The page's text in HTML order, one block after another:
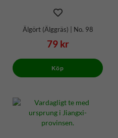
Älgört (Älggräs) | No. 98
79 kr
Köp